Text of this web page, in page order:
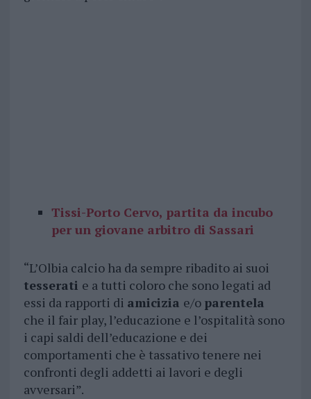
Tissi-Porto Cervo, partita da incubo
per un giovane arbitro di Sassari
“L’Olbia calcio ha da sempre ribadito ai suoi
tesserati e a tutti coloro che sono legati ad
essi da rapporti di amicizia e/o parentela
che il fair play, l’educazione e l’ospitalità sono
i capi saldi dell’educazione e dei
comportamenti che è tassativo tenere nei
confronti degli addetti ai lavori e degli
avversari”.